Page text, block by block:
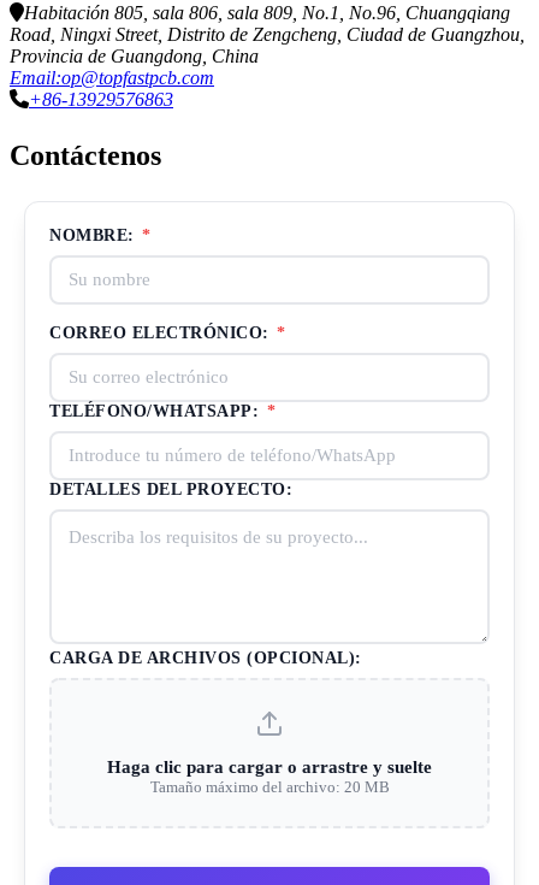
Habitación 805, sala 806, sala 809, No.1, No.96, Chuangqiang
Road, Ningxi Street, Distrito de Zengcheng, Ciudad de Guangzhou,
Provincia de Guangdong, China
Email:op@topfastpcb.com
+86-13929576863
Contáctenos
NOMBRE: *
CORREO ELECTRÓNICO: *
TELÉFONO/WHATSAPP: *
DETALLES DEL PROYECTO:
CARGA DE ARCHIVOS (OPCIONAL):
Haga clic para cargar o arrastre y suelte
Tamaño máximo del archivo: 20 MB